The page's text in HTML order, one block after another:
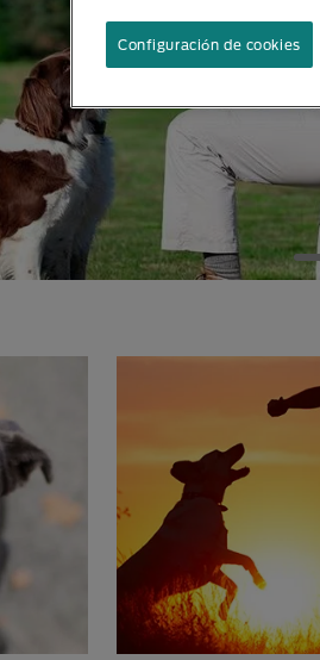
Configuración de cookies